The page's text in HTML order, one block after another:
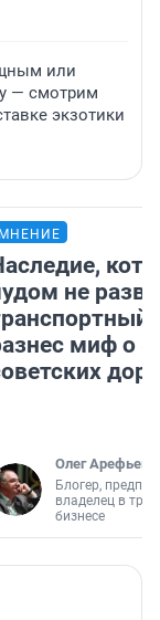
или
— смотрим
экзотики
МНЕНИЕ
не
миф о
Олег Арефьев
Блогер,
владелец в
бизнесе